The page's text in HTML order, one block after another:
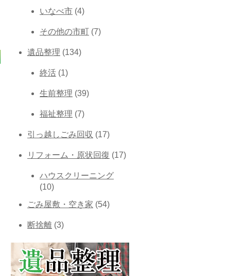
いなべ市 (4)
その他の市町 (7)
遺品整理 (134)
終活 (1)
生前整理 (39)
福祉整理 (7)
引っ越しごみ回収 (17)
リフォーム・原状回復 (17)
ハウスクリーニング
(10)
ごみ屋敷・空き家 (54)
断捨離 (3)